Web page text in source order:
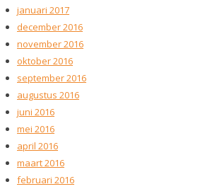
januari 2017
december 2016
november 2016
oktober 2016
september 2016
augustus 2016
juni 2016
mei 2016
april 2016
maart 2016
februari 2016